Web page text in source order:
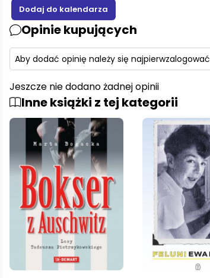
Opinie kupujących
Aby dodać opinię należy się najpierwzalogować
Jeszcze nie dodano żadnej opinii
Inne książki z tej kategorii